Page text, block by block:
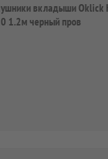
вкладыши Oklick
1.2м черный пров